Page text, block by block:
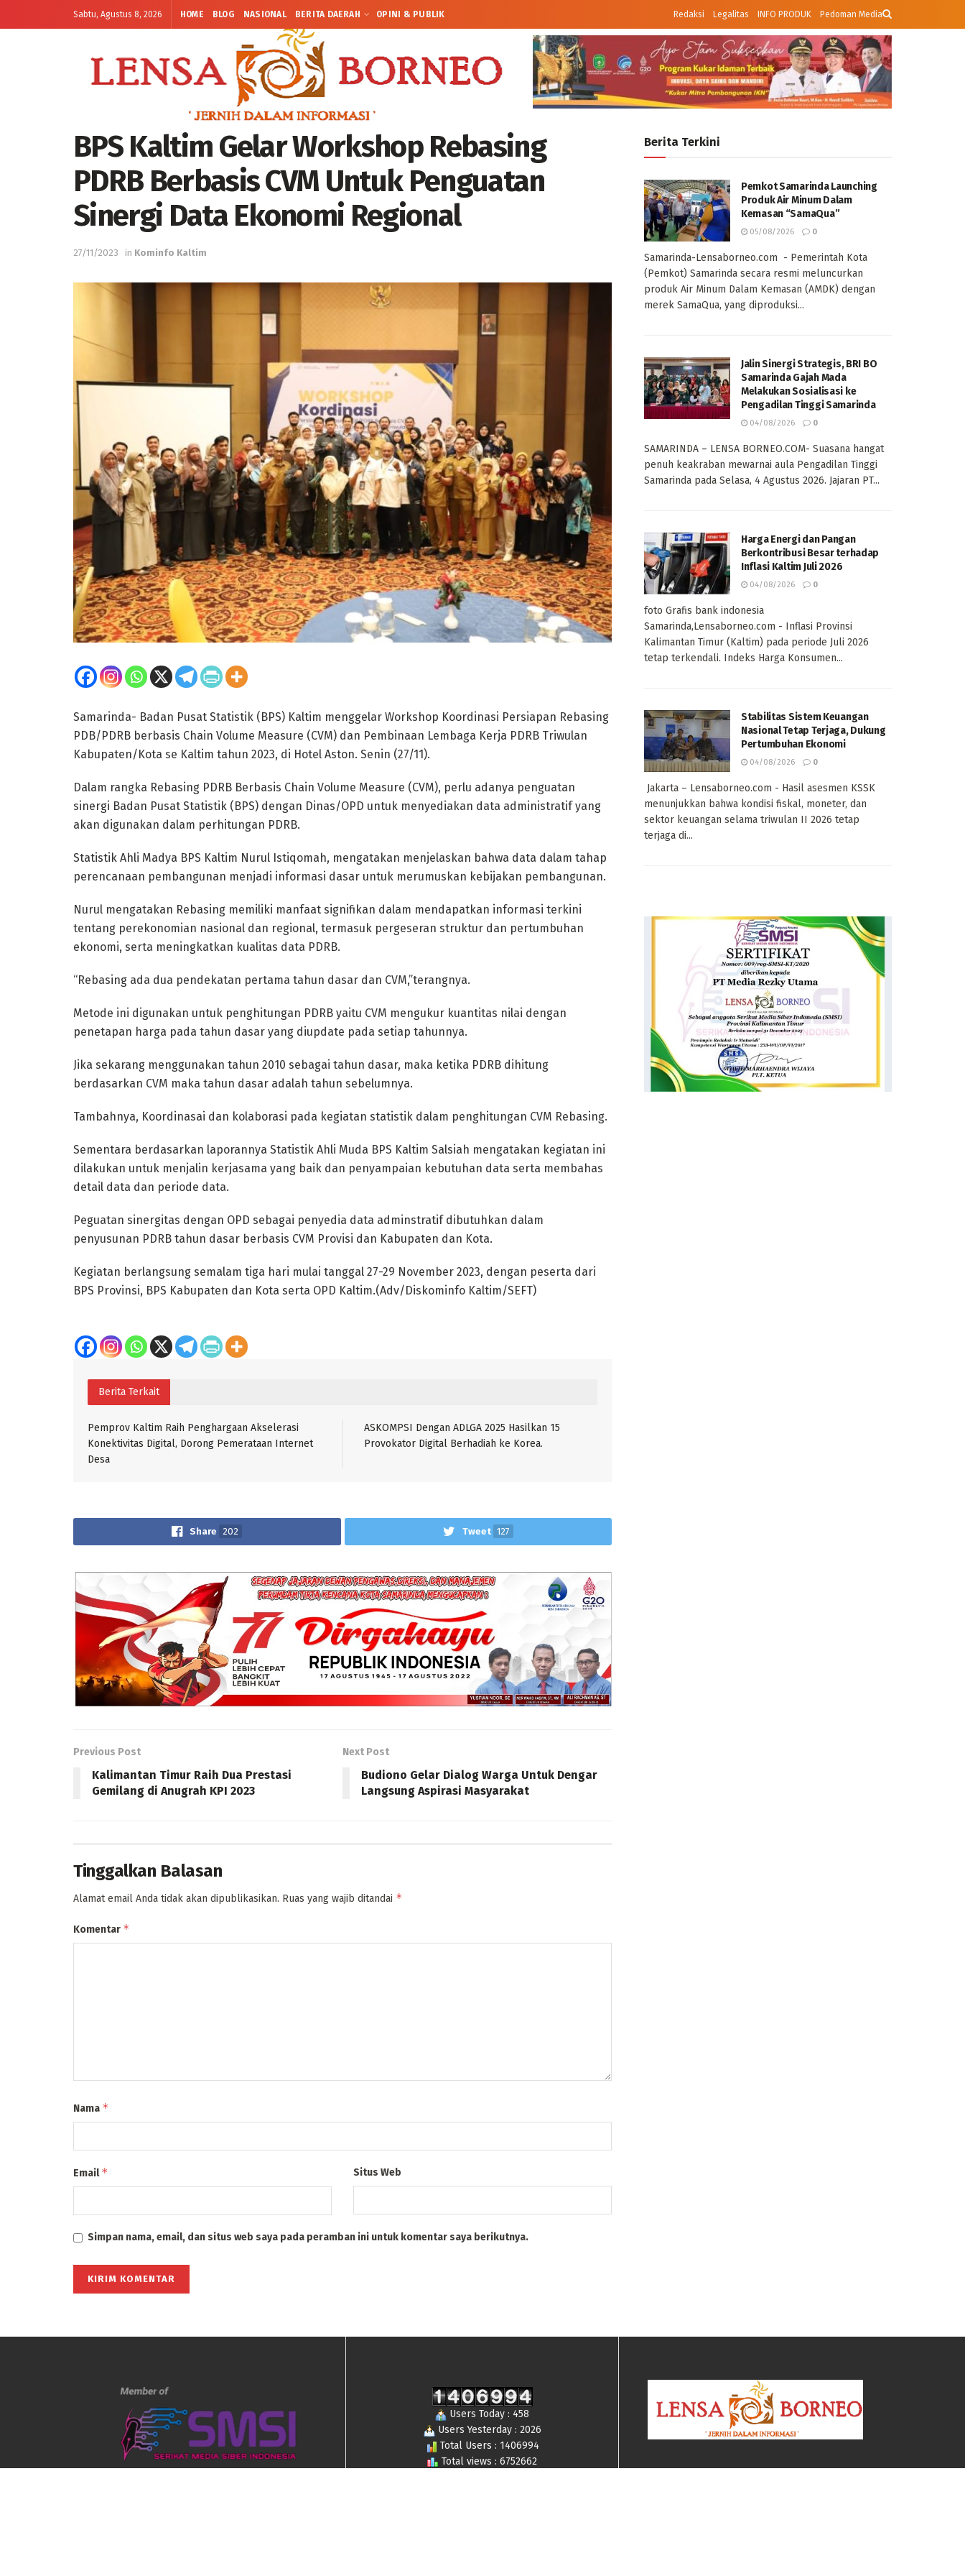
Sabtu, Agustus 8, 2026 HOME BLOG NASIONAL BERITA DAERAH OPINI & PUBLIK Redaksi Legalitas INFO PRODUK Pedoman Media
BPS Kaltim Gelar Workshop Rebasing
PDRB Berbasis CVM Untuk Penguatan
Sinergi Data Ekonomi Regional
27/11/2023 in Kominfo Kaltim
Samarinda- Badan Pusat Statistik (BPS) Kaltim menggelar Workshop Koordinasi Persiapan Rebasing
PDB/PDRB berbasis Chain Volume Measure (CVM) dan Pembinaan Lembaga Kerja PDRB Triwulan
Kabupaten/Kota se Kaltim tahun 2023, di Hotel Aston. Senin (27/11).
Dalam rangka Rebasing PDRB Berbasis Chain Volume Measure (CVM), perlu adanya penguatan
sinergi Badan Pusat Statistik (BPS) dengan Dinas/OPD untuk menyediakan data administratif yang
akan digunakan dalam perhitungan PDRB.
Statistik Ahli Madya BPS Kaltim Nurul Istiqomah, mengatakan menjelaskan bahwa data dalam tahap
perencanaan pembangunan menjadi informasi dasar untuk merumuskan kebijakan pembangunan.
Nurul mengatakan Rebasing memiliki manfaat signifikan dalam mendapatkan informasi terkini
tentang perekonomian nasional dan regional, termasuk pergeseran struktur dan pertumbuhan
ekonomi, serta meningkatkan kualitas data PDRB.
“Rebasing ada dua pendekatan pertama tahun dasar dan CVM,”terangnya.
Metode ini digunakan untuk penghitungan PDRB yaitu CVM mengukur kuantitas nilai dengan
penetapan harga pada tahun dasar yang diupdate pada setiap tahunnya.
Jika sekarang menggunakan tahun 2010 sebagai tahun dasar, maka ketika PDRB dihitung
berdasarkan CVM maka tahun dasar adalah tahun sebelumnya.
Tambahnya, Koordinasai dan kolaborasi pada kegiatan statistik dalam penghitungan CVM Rebasing.
Sementara berdasarkan laporannya Statistik Ahli Muda BPS Kaltim Salsiah mengatakan kegiatan ini
dilakukan untuk menjalin kerjasama yang baik dan penyampaian kebutuhan data serta membahas
detail data dan periode data.
Peguatan sinergitas dengan OPD sebagai penyedia data adminstratif dibutuhkan dalam
penyusunan PDRB tahun dasar berbasis CVM Provisi dan Kabupaten dan Kota.
Kegiatan berlangsung semalam tiga hari mulai tanggal 27-29 November 2023, dengan peserta dari
BPS Provinsi, BPS Kabupaten dan Kota serta OPD Kaltim.(Adv/Diskominfo Kaltim/SEFT)
Berita Terkait
Pemprov Kaltim Raih Penghargaan Akselerasi
Konektivitas Digital, Dorong Pemerataan Internet
Desa
ASKOMPSI Dengan ADLGA 2025 Hasilkan 15
Provokator Digital Berhadiah ke Korea.
Share 202 Tweet 127
Previous Post
Kalimantan Timur Raih Dua Prestasi
Gemilang di Anugrah KPI 2023
Next Post
Budiono Gelar Dialog Warga Untuk Dengar
Langsung Aspirasi Masyarakat
Tinggalkan Balasan
Alamat email Anda tidak akan dipublikasikan. Ruas yang wajib ditandai *
Komentar *
Nama *
Email* Situs Web
Simpan nama, email, dan situs web saya pada peramban ini untuk komentar saya berikutnya.
Berita Terkini
Pemkot Samarinda Launching
Produk Air Minum Dalam
Kemasan “SamaQua”
05/08/2026 0
Samarinda-Lensaborneo.com - Pemerintah Kota
(Pemkot) Samarinda secara resmi meluncurkan
produk Air Minum Dalam Kemasan (AMDK) dengan
merek SamaQua, yang diproduksi...
Jalin Sinergi Strategis, BRI BO
Samarinda Gajah Mada
Melakukan Sosialisasi ke
Pengadilan Tinggi Samarinda
04/08/2026 0
SAMARINDA – LENSA BORNEO.COM- Suasana hangat
penuh keakraban mewarnai aula Pengadilan Tinggi
Samarinda pada Selasa, 4 Agustus 2026. Jajaran PT...
Harga Energi dan Pangan
Berkontribusi Besar terhadap
Inflasi Kaltim Juli 2026
04/08/2026 0
foto Grafis bank indonesia
Samarinda,Lensaborneo.com - Inflasi Provinsi
Kalimantan Timur (Kaltim) pada periode Juli 2026
tetap terkendali. Indeks Harga Konsumen...
Stabilitas Sistem Keuangan
Nasional Tetap Terjaga, Dukung
Pertumbuhan Ekonomi
04/08/2026 0
Jakarta – Lensaborneo.com - Hasil asesmen KSSK
menunjukkan bahwa kondisi fiskal, moneter, dan
sektor keuangan selama triwulan II 2026 tetap
terjaga di...
Users Today : 458
Users Yesterday : 2026
Total Users : 1406994
Total views : 6752662